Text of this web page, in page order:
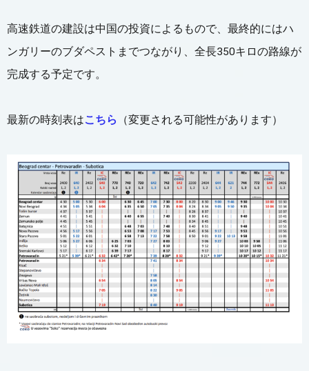
高速鉄道の建設は中国の投資によるもので、最終的にはハ
ンガリーのブダペストまでつながり、全長350キロの路線が
完成する予定です。
最新の時刻表はこちら （変更される可能性があります）